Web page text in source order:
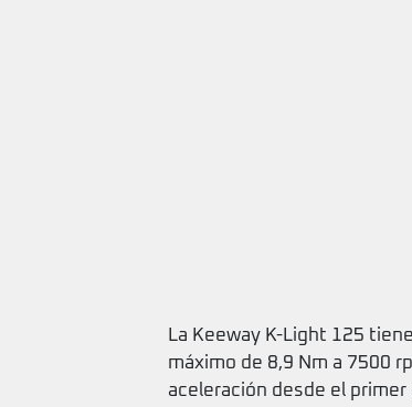
La Keeway K-Light 125
máximo de 8,9 Nm a 7500
aceleración desde el